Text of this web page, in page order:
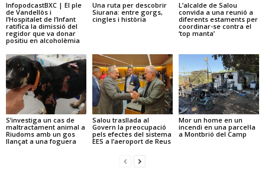
InfopodcastBXC | El ple
de Vandellòs i
l’Hospitalet de l’Infant
ratifica la dimissió del
regidor que va donar
positiu en alcoholèmia
Una ruta per descobrir
Siurana: entre gorgs,
cingles i història
L’alcalde de Salou
convida a una reunió a
diferents estaments per
coordinar-se contra el
‘top manta’
S’investiga un cas de
maltractament animal a
Riudoms amb un gos
llançat a una foguera
Salou trasllada al
Govern la preocupació
pels efectes del sistema
EES a l’aeroport de Reus
Mor un home en un
incendi en una parcel·la
a Montbrió del Camp